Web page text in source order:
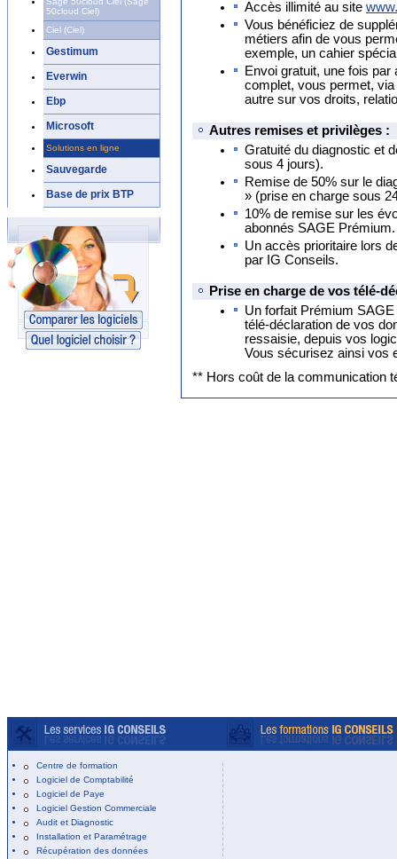
50cloud Ciel)
Ciel (Ciel)
Gestimum
Everwin
Ebp
Microsoft
Solutions en ligne
Sauvegarde
Base de prix BTP
Accès illimité au site
Vous bénéficiez de
métiers afin de vous
exemple, un cahier
Envoi gratuit, une fois
complet, vous permet,
autre sur vos droits,
Autres remises et privilèges :
Gratuité du diagnostic et
sous 4 jours).
Remise de 50% sur le
» (prise en charge sous
10% de remise sur les
abonnés SAGE Prémium.
Un accès prioritaire lors
par IG Conseils.
Prise en charge de vos télé-
Un forfait Prémium
télé-déclaration de vos
ressaisie, depuis vos
Vous sécurisez ainsi vos
** Hors coût de la communication
Centre de formation
Logiciel de Comptabilité
Logiciel de Paye
Logiciel Gestion Commerciale
Audit et Diagnostic
Installation et Paramétrage
Récupération des données